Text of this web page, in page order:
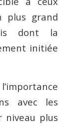
plus grand
dont la
initiée
avec les
niveau plus